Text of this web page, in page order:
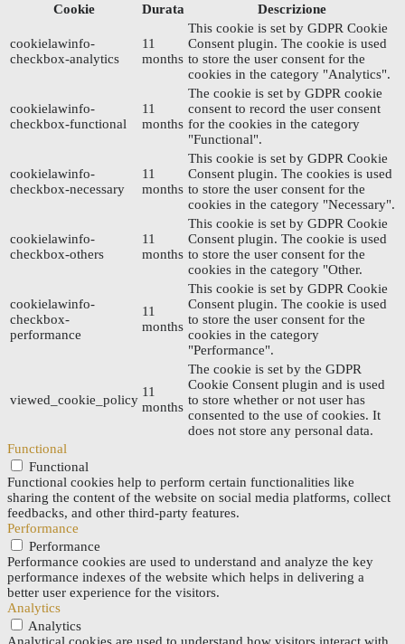
Cookie
Durata Descrizione
cookielawinfo-
checkbox-analytics
11
months
This cookie is set by GDPR Cookie
Consent plugin. The cookie is used
to store the user consent for the
cookies in the category "Analytics".
cookielawinfo-
checkbox-functional
11
months
The cookie is set by GDPR cookie
consent to record the user consent
for the cookies in the category
"Functional".
cookielawinfo-
checkbox-necessary
11
months
This cookie is set by GDPR Cookie
Consent plugin. The cookies is used
to store the user consent for the
cookies in the category "Necessary".
cookielawinfo-
checkbox-others
11
months
This cookie is set by GDPR Cookie
Consent plugin. The cookie is used
to store the user consent for the
cookies in the category "Other.
cookielawinfo-
checkbox-
performance
11
months
This cookie is set by GDPR Cookie
Consent plugin. The cookie is used
to store the user consent for the
cookies in the category
"Performance".
viewed_cookie_policy
11
months
The cookie is set by the GDPR
Cookie Consent plugin and is used
to store whether or not user has
consented to the use of cookies. It
does not store any personal data.
Functional
Functional
Functional cookies help to perform certain functionalities like
sharing the content of the website on social media platforms, collect
feedbacks, and other third-party features.
Performance
Performance
Performance cookies are used to understand and analyze the key
performance indexes of the website which helps in delivering a
better user experience for the visitors.
Analytics
Analytics
Analytical cookies are used to understand how visitors interact with